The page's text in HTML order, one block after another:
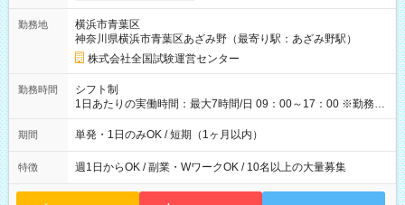
例】 ・河合塾模擬試験 8:30～17:30（休憩1時間） 時給1,300円
×8時間＝日収10,400円＋交通費 ※当日の役割により時給＋100
円の場合あり ・国家試験 7:00～13:30（休憩なし） 時給1,300
円（役割手当＋100円）×6時間＝日収8,400円＋交通費 【試用期
間】試用期間なし
勤務地
横浜市青葉区
神奈川県横浜市青葉区あざみ野（最寄り駅：あざみ野駅）
株式会社全国試験運営センター
勤務時間
シフト制
1日あたりの実働時間：最大7時間/日 09：00～17：00 ※勤務時
間は 試験により異なります。
期間 単発・1日のみOK / 短期（1ヶ月以内）
特徴 週1日からOK / 副業・WワークOK / 10名以上の大量募集